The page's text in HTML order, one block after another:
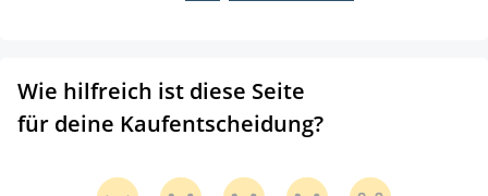
Wie hilfreich ist diese Seite
für deine Kaufentscheidung?